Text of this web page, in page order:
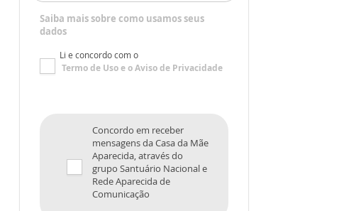
Saiba mais sobre como usamos seus
dados
Li e concordo com o
Termo de Usoe oAviso de Privacidade
Concordo em receber
mensagens da Casa da Mãe
Aparecida, através do
grupo Santuário Nacional e
Rede Aparecida de
Comunicação